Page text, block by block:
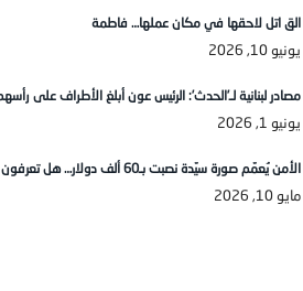
الق اتل لاحقها في مكان عملها… فاطمة
يونيو 10, 2026
مصادر لبنانية لـ’الحدث’: الرئيس عون أبلغ الأطراف على
يونيو 1, 2026
الأمن يُعمّم صورة سيّدة نصبت بـ60 ألف دولار… هل تعرفون مكانها؟
مايو 10, 2026